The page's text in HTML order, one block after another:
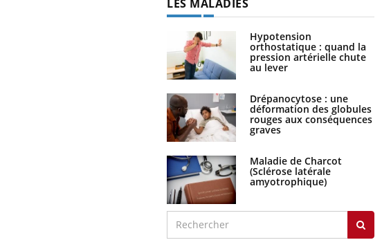
LES MALADIES
Hypotension
orthostatique : quand la
pression artérielle chute
au lever
Drépanocytose : une
déformation des globules
rouges aux conséquences
graves
Maladie de Charcot
(Sclérose latérale
amyotrophique)